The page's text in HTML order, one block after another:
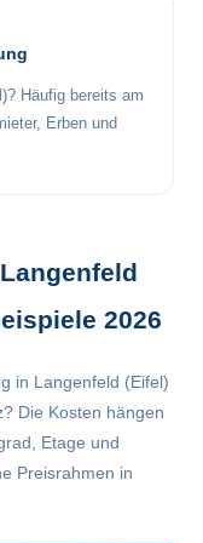
Häufig bereits am
Erben und
2026
in Langenfeld (Eifel)
Die Kosten hängen
Etage und
Preisrahmen in